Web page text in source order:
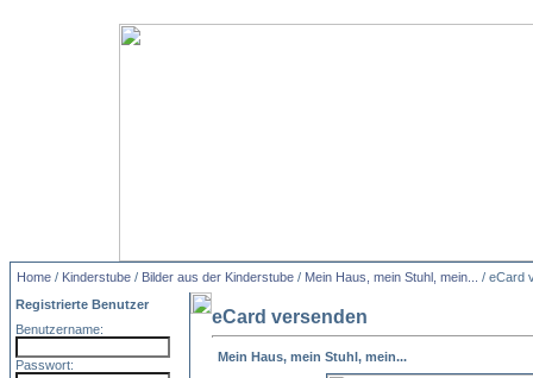
Home / Kinderstube / Bilder aus der Kinderstube / Mein Haus, mein Stuhl, mein...
/ eCard
Registrierte Benutzer
Benutzername:
Passwort:
eCard versenden
Mein Haus, mein Stuhl, mein...